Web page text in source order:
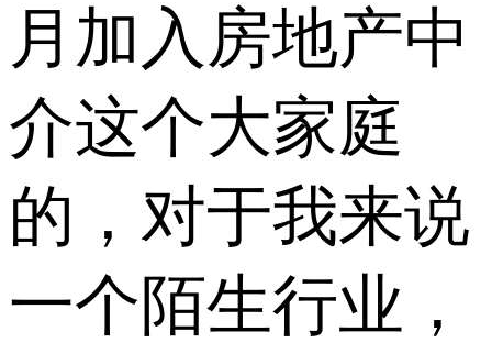
月加入房地产中
介这个大家庭
的，对于我来说
一个陌生行业，